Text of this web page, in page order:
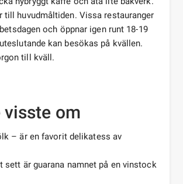
till huvudmåltiden. Vissa restauranger
och öppnar igen runt 18-19
kan besökas på kvällen.
till kväll.
om
– är en favorit delikatess av
sett är guarana namnet på en vinstock